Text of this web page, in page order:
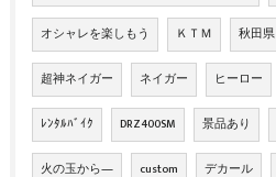
オシャレを楽しもう ＫＴＭ 秋田県
超神ネイガー ネイガー ヒーロー
ﾚﾝﾀﾙﾊﾞｲｸ DRZ400SM 景品あり
火の玉から― custom デカール